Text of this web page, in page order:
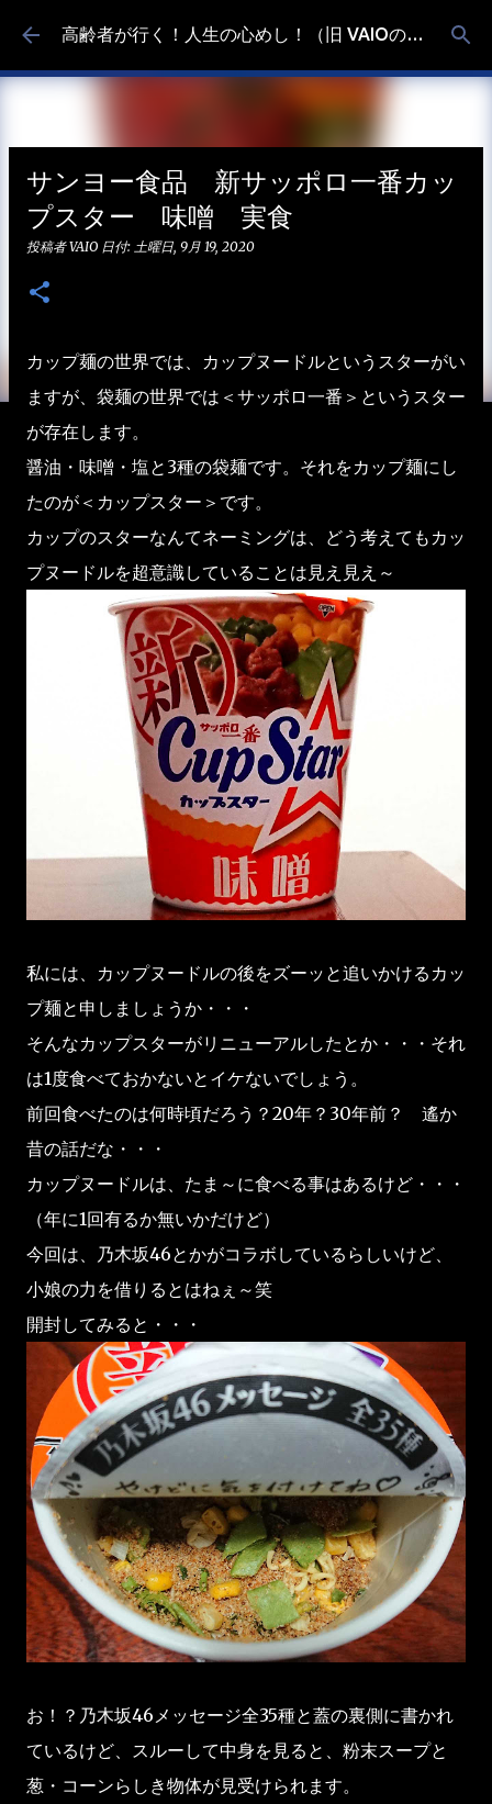
スキップしてメイン コンテンツに移動 高齢者が行く！人生の心めし！（旧 VAIOの食べ歩き）
サンヨー食品 新サッポロ一番カッ
プスター 味噌 実食
投稿者VAIO 日付: 土曜日, 9月 19, 2020
カップ麺の世界では、カップヌードルというスターがい
ますが、袋麺の世界では＜サッポロ一番＞というスター
が存在します。
醤油・味噌・塩と3種の袋麺です。それをカップ麺にし
たのが＜カップスター＞です。
カップのスターなんてネーミングは、どう考えてもカッ
プヌードルを超意識していることは見え見え～
私には、カップヌードルの後をズーッと追いかけるカッ
プ麺と申しましょうか・・・
そんなカップスターがリニューアルしたとか・・・それ
は1度食べておかないとイケないでしょう。
前回食べたのは何時頃だろう？20年？30年前？ 遙か
昔の話だな・・・
カップヌードルは、たま～に食べる事はあるけど・・・
（年に1回有るか無いかだけど）
今回は、乃木坂46とかがコラボしているらしいけど、
小娘の力を借りるとはねぇ～笑
開封してみると・・・
お！？乃木坂46メッセージ全35種と蓋の裏側に書かれ
ているけど、スルーして中身を見ると、粉末スープと
葱・コーンらしき物体が見受けられます。